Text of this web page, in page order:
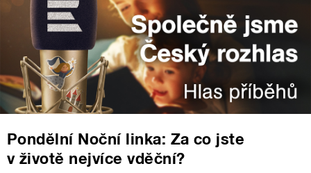
Pondělní Noční linka: Za co jste
v životě nejvíce vděční?